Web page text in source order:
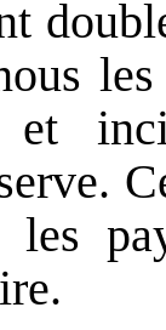
et
les